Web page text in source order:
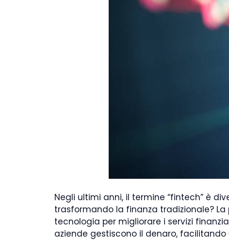
Negli ultimi anni, il termine “fintech” è
trasformando la finanza tradizionale? La
tecnologia per migliorare i servizi
aziende gestiscono il denaro,